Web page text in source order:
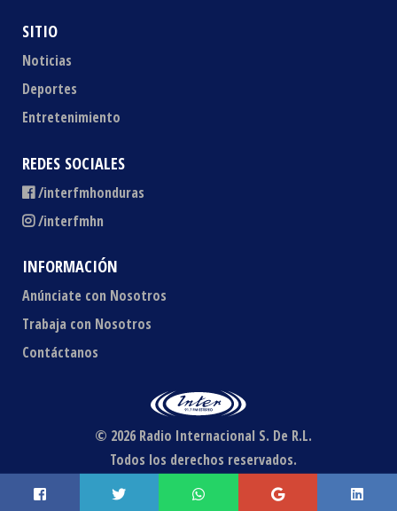
SITIO
Noticias
Deportes
Entretenimiento
REDES SOCIALES
/interfmhonduras
/interfmhn
INFORMACIÓN
Anúnciate con Nosotros
Trabaja con Nosotros
Contáctanos
© 2026 Radio Internacional S. De R.L.
Todos los derechos reservados.